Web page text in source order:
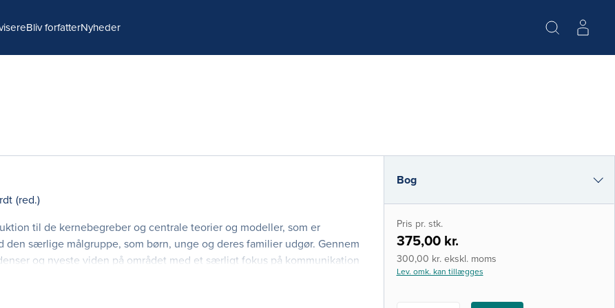
Bliv forfatterNyheder
(red.)
til de kernebegreber og centrale teorier og modeller, som er
den særlige målgruppe, som børn, unge og deres familier udgør. Gennem
og nyeste viden på området med et særligt fokus på kommunikation
Bog
e-bog
i-bog
Pris pr. stk.
375,00 kr.
300,00 kr. ekskl. moms
Lev. omk. kan tillægges